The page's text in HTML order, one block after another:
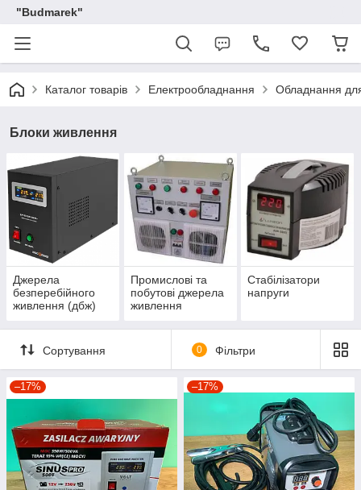
"Budmarek"
Каталог товарів Електрообладнання Обладнання
Блоки живлення
Джерела
безперебійного
живлення (дбж)
Промислові та
побутові джерела
живлення
Стабілізатори
напруги
Сортування 0 Фільтри
–17% –17%